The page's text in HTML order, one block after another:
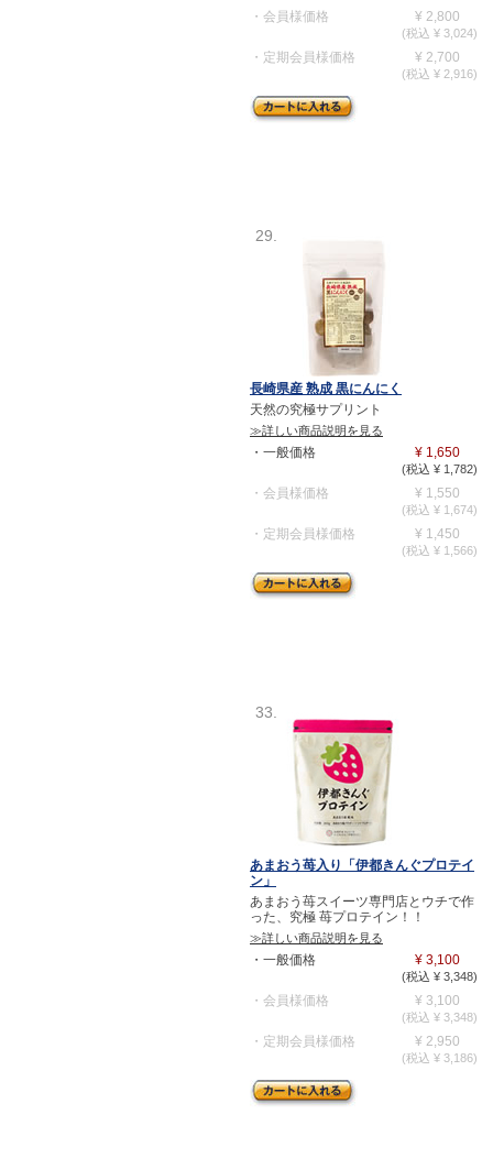
・会員様価格 ¥ 2,800
(税込 ¥ 3,024)
・定期会員様価格 ¥ 2,700
(税込 ¥ 2,916)
29.
長崎県産 熟成 黒にんにく
天然の究極サプリント
≫詳しい商品説明を見る
・一般価格 ¥ 1,650
(税込 ¥ 1,782)
・会員様価格 ¥ 1,550
(税込 ¥ 1,674)
・定期会員様価格 ¥ 1,450
(税込 ¥ 1,566)
33.
あまおう苺入り「伊都きんぐプロテイ
ン」
あまおう苺スイーツ専門店とウチで作
った、究極 苺プロテイン！！
≫詳しい商品説明を見る
・一般価格 ¥ 3,100
(税込 ¥ 3,348)
・会員様価格 ¥ 3,100
(税込 ¥ 3,348)
・定期会員様価格 ¥ 2,950
(税込 ¥ 3,186)